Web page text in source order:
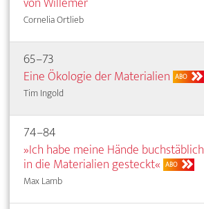
Cornelia Ortlieb
65–73
Eine Ökologie der Materialien ABO
Tim Ingold
74–84
»Ich habe meine Hände buchstäblich
in die Materialien gesteckt« ABO
Max Lamb